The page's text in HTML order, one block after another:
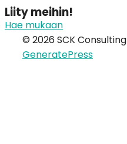
Liity meihin!
Hae mukaan
© 2026 SCK Consulting
GeneratePress